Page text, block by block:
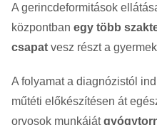
A gerincdeformitások
központban egy több
csapat vesz részt a
A folyamat a diagnózistól
műtéti előkészítésen át
orvosok munkáját